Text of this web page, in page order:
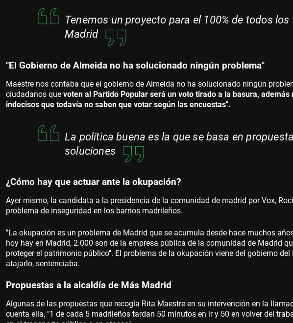
Tenemos un proyecto para el 100% de todos los
Madrid
"El Gobierno de Almeida no ha solucionado ningún problema"
Maestre nos contaba que el gobierno de Almeida no ha solucionado ningún
ciudadanos que voten al Partido Popular será un voto tirado a la basura,
indecisos que todavía no saben que votar según las encuestas".
La política buena es la que se basa en
soluciones
¿Cómo hay que actuar ante la okupación?
Ayer mismo, la candidata a la presidencia de la comunidad de madrid por Vox,
problema de inseguridad en los barrios madrileños.
"La okupación es un problema de Madrid que se acumula desde hace muchos
hoy hay en Madrid, 2.000 son de la empresa pública de la comunidad de Madrid
proteger el patrimonio público". El problema de la okupación viene del gobierno
atajarlo, sentenciaba.
Propuestas a la alcaldía de Más Madrid
Algunas de las propuestas que recogía Rita Maestre en su intervención en la
cuenta ella, "1 de cada 5 madrileños tardan 50 minutos en ir y 50 en volver del